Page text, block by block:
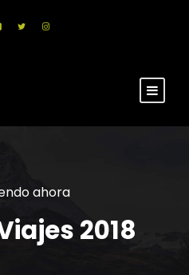
ahora
2018